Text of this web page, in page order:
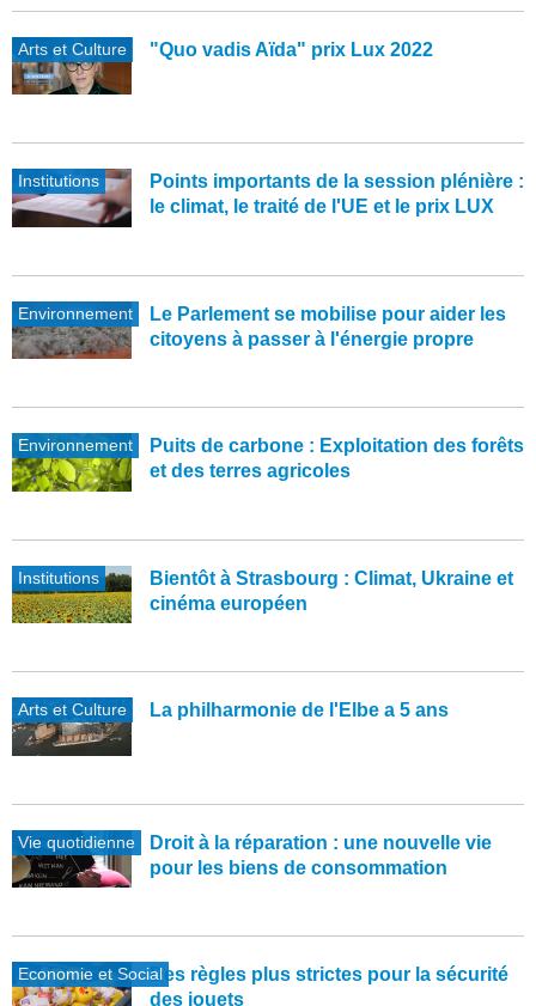
Arts et Culture "Quo vadis Aïda" prix Lux 2022
Institutions
Points importants de la session plénière :
le climat, le traité de l'UE et le prix LUX
Environnement
Le Parlement se mobilise pour aider les
citoyens à passer à l'énergie propre
Environnement
Puits de carbone : Exploitation des forêts
et des terres agricoles
Institutions
Bientôt à Strasbourg : Climat, Ukraine et
cinéma européen
Arts et Culture La philharmonie de l'Elbe a 5 ans
Vie quotidienne
Droit à la réparation : une nouvelle vie
pour les biens de consommation
Economie et SocialDes règles plus strictes pour la sécurité
des jouets